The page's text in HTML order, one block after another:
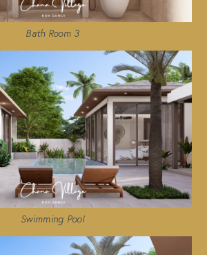
Bath Room 3
Swimming Pool